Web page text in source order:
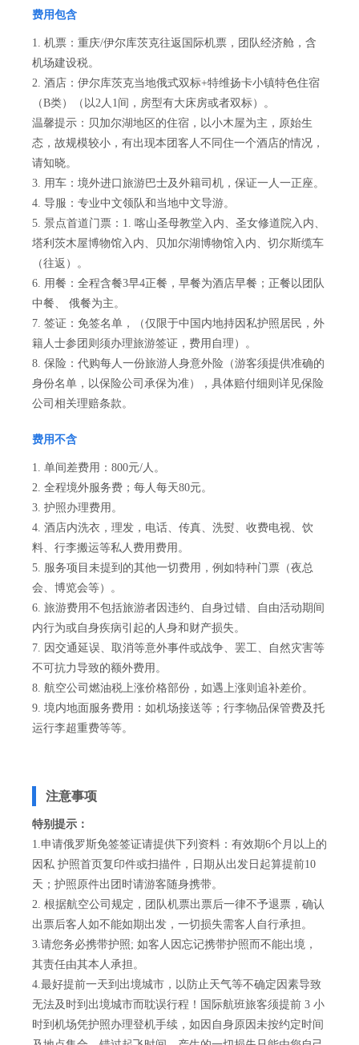
费用包含
1. 机票：重庆/伊尔库茨克往返国际机票，团队经济舱，含
机场建设税。
2. 酒店：伊尔库茨克当地俄式双标+特维扬卡小镇特色住宿
（B类）（以2人1间，房型有大床房或者双标）。
温馨提示：贝加尔湖地区的住宿，以小木屋为主，原始生
态，故规模较小，有出现本团客人不同住一个酒店的情况，
请知晓。
3. 用车：境外进口旅游巴士及外籍司机，保证一人一正座。
4. 导服：专业中文领队和当地中文导游。
5. 景点首道门票：1. 喀山圣母教堂入内、圣女修道院入内、
塔利茨木屋博物馆入内、贝加尔湖博物馆入内、切尔斯缆车
（往返）。
6. 用餐：全程含餐3早4正餐，早餐为酒店早餐；正餐以团队
中餐、 俄餐为主。
7. 签证：免签名单，（仅限于中国内地持因私护照居民，外
籍人士参团则须办理旅游签证，费用自理）。
8. 保险：代购每人一份旅游人身意外险（游客须提供准确的
身份名单，以保险公司承保为准），具体赔付细则详见保险
公司相关理赔条款。
费用不含
1. 单间差费用：800元/人。
2. 全程境外服务费；每人每天80元。
3. 护照办理费用。
4. 酒店内洗衣，理发，电话、传真、洗熨、收费电视、饮
料、行李搬运等私人费用费用。
5. 服务项目未提到的其他一切费用，例如特种门票（夜总
会、博览会等）。
6. 旅游费用不包括旅游者因违约、自身过错、自由活动期间
内行为或自身疾病引起的人身和财产损失。
7. 因交通延误、取消等意外事件或战争、罢工、自然灾害等
不可抗力导致的额外费用。
8. 航空公司燃油税上涨价格部份，如遇上涨则追补差价。
9. 境内地面服务费用：如机场接送等；行李物品保管费及托
运行李超重费等等。
注意事项
特别提示：
1.申请俄罗斯免签签证请提供下列资料：有效期6个月以上的
因私 护照首页复印件或扫描件，日期从出发日起算提前10
天；护照原件出团时请游客随身携带。
2. 根据航空公司规定，团队机票出票后一律不予退票，确认
出票后客人如不能如期出发，一切损失需客人自行承担。
3.请您务必携带护照; 如客人因忘记携带护照而不能出境，
其责任由其本人承担。
4.最好提前一天到出境城市，以防止天气等不确定因素导致
无法及时到出境城市而耽误行程！国际航班旅客须提前 3 小
时到机场凭护照办理登机手续，如因自身原因未按约定时间